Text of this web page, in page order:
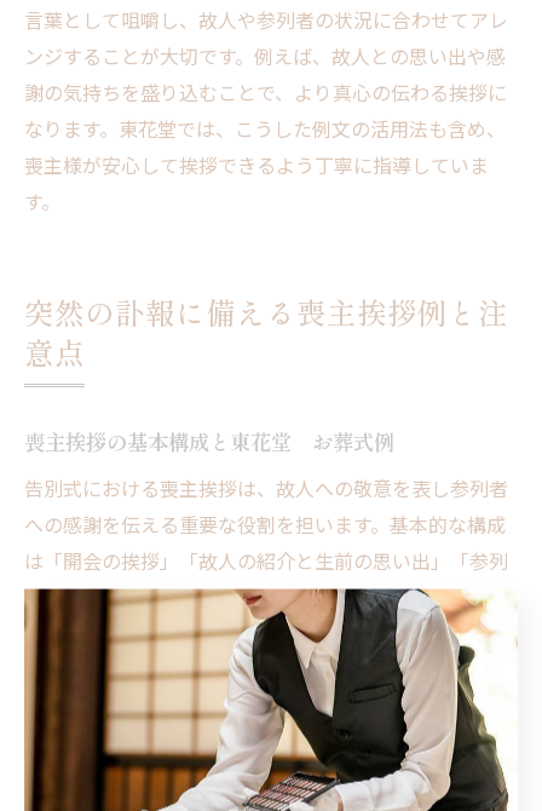
言葉として咀嚼し、故人や参列者の状況に合わせてアレ
ンジすることが大切です。例えば、故人との思い出や感
謝の気持ちを盛り込むことで、より真心の伝わる挨拶に
なります。東花堂では、こうした例文の活用法も含め、
喪主様が安心して挨拶できるよう丁寧に指導していま
す。
突然の訃報に備える喪主挨拶例と注
意点
喪主挨拶の基本構成と東花堂 お葬式例
告別式における喪主挨拶は、故人への敬意を表し参列者
への感謝を伝える重要な役割を担います。基本的な構成
は「開会の挨拶」「故人の紹介と生前の思い出」「参列
者への感謝」「今後のお願い」の4つの要素を押さえる
ことが大切です。
東京都八王子市の東花堂 お葬式では、地域の風習を尊
重しつつ、喪主様の気持ちを反映した挨拶文例を用意し
ています。例えば、「本日はお忙しい中ご参列いただき
誠にありがとうございます。故人は生前、地域の皆様に